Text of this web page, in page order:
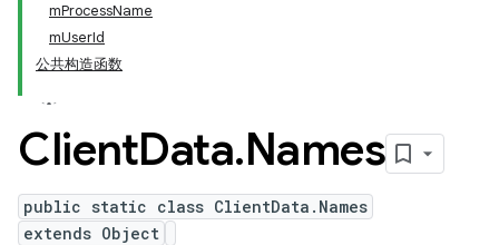
mProcessName
mUserId
公共构造函数
ClientData.Names
public static class ClientData.Names
extends Object